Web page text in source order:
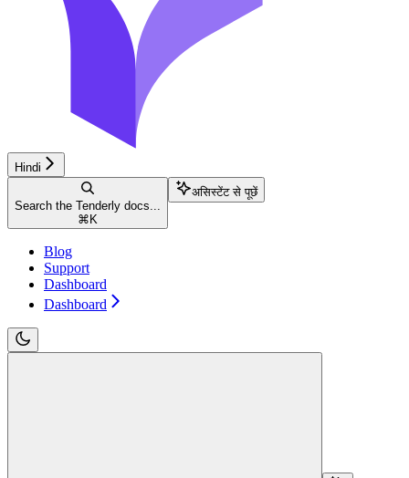
Hindi
Search the Tenderly docs...
⌘ K
असिस्टेंट से पूछें
Blog
Support
Dashboard
Dashboard